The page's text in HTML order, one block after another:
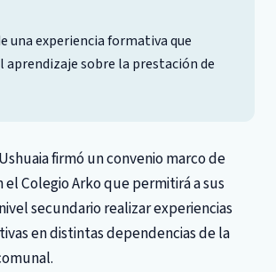
una experiencia formativa que
aprendizaje sobre la prestación de
firmó un convenio marco de
el Colegio Arko que permitirá a sus
secundario realizar experiencias
en distintas dependencias de la